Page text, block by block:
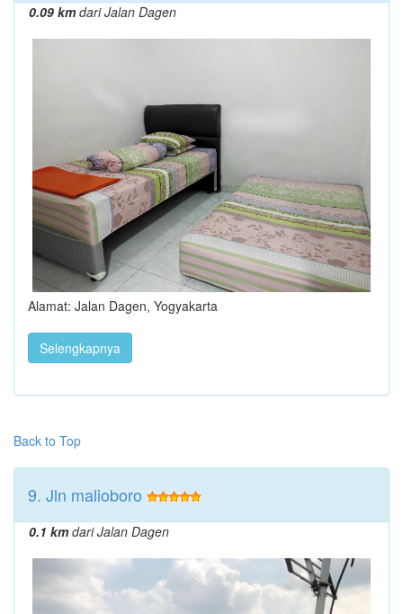
0.09 kmdari Jalan Dagen
Alamat: Jalan Dagen, Yogyakarta
Selengkapnya
Back to Top
9. Jln malioboro
0.1 kmdari Jalan Dagen